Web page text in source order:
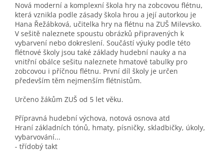
Nová moderní a komplexní škola hry na zobcovou flétnu,
která vznikla podle zásady škola hrou a její autorkou je
Hana Řežábková, učitelka hry na flétnu na ZUŠ Milevsko.
V sešitě naleznete spoustu obrázků připravených k
vybarvení nebo dokreslení. Součástí výuky podle této
flétnové školy jsou také základy hudební nauky a na
vnitřní obálce sešitu naleznete hmatové tabulky pro
zobcovou i příčnou flétnu. První díl školy je určen
především těm nejmenším flétnistům.
Určeno žákům ZUŠ od 5 let věku.
Přípravná hudební výchova, notová osnova atd
Hraní základních tónů, hmaty, písničky, skladbičky, úkoly,
vybarvování...
- třídobý takt